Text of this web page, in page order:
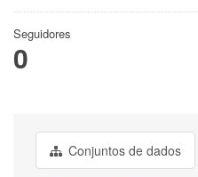
Seguidores
0
Conjuntos de dados